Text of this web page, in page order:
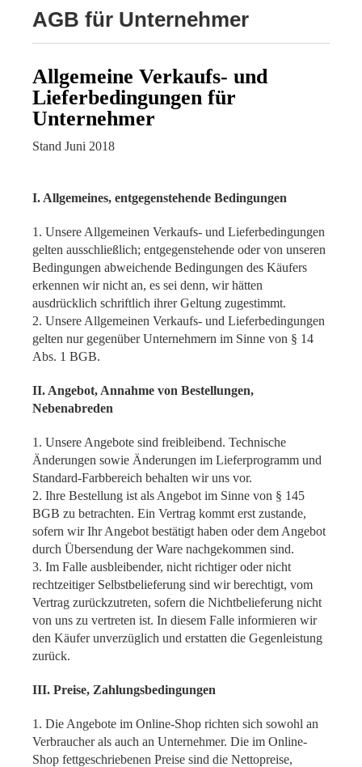
AGB für Unternehmer
Allgemeine Verkaufs- und
Lieferbedingungen für
Unternehmer
Stand Juni 2018
I. Allgemeines, entgegenstehende Bedingungen
1. Unsere Allgemeinen Verkaufs- und Lieferbedingungen
gelten ausschließlich; entgegenstehende oder von unseren
Bedingungen abweichende Bedingungen des Käufers
erkennen wir nicht an, es sei denn, wir hätten
ausdrücklich schriftlich ihrer Geltung zugestimmt.
2. Unsere Allgemeinen Verkaufs- und Lieferbedingungen
gelten nur gegenüber Unternehmern im Sinne von § 14
Abs. 1 BGB.
II. Angebot, Annahme von Bestellungen,
Nebenabreden
1. Unsere Angebote sind freibleibend. Technische
Änderungen sowie Änderungen im Lieferprogramm und
Standard-Farbbereich behalten wir uns vor.
2. Ihre Bestellung ist als Angebot im Sinne von § 145
BGB zu betrachten. Ein Vertrag kommt erst zustande,
sofern wir Ihr Angebot bestätigt haben oder dem Angebot
durch Übersendung der Ware nachgekommen sind.
3. Im Falle ausbleibender, nicht richtiger oder nicht
rechtzeitiger Selbstbelieferung sind wir berechtigt, vom
Vertrag zurückzutreten, sofern die Nichtbelieferung nicht
von uns zu vertreten ist. In diesem Falle informieren wir
den Käufer unverzüglich und erstatten die Gegenleistung
zurück.
III. Preise, Zahlungsbedingungen
1. Die Angebote im Online-Shop richten sich sowohl an
Verbraucher als auch an Unternehmer. Die im Online-
Shop fettgeschriebenen Preise sind die Nettopreise,